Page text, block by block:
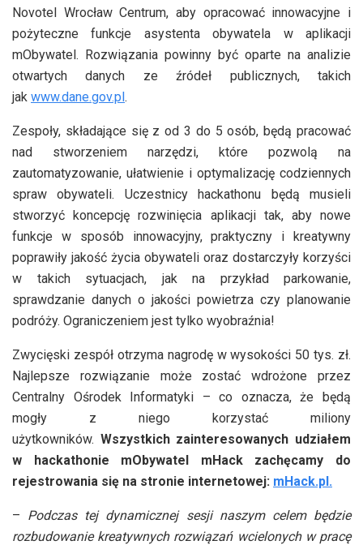
Novotel Wrocław Centrum, aby opracować innowacyjne i
pożyteczne funkcje asystenta obywatela w aplikacji
mObywatel. Rozwiązania powinny być oparte na analizie
otwartych danych ze źródeł publicznych, takich
jak www.dane.gov.pl.
Zespoły, składające się z od 3 do 5 osób, będą pracować
nad stworzeniem narzędzi, które pozwolą na
zautomatyzowanie, ułatwienie i optymalizację codziennych
spraw obywateli. Uczestnicy hackathonu będą musieli
stworzyć koncepcję rozwinięcia aplikacji tak, aby nowe
funkcje w sposób innowacyjny, praktyczny i kreatywny
poprawiły jakość życia obywateli oraz dostarczyły korzyści
w takich sytuacjach, jak na przykład parkowanie,
sprawdzanie danych o jakości powietrza czy planowanie
podróży. Ograniczeniem jest tylko wyobraźnia!
Zwycięski zespół otrzyma nagrodę w wysokości 50 tys. zł.
Najlepsze rozwiązanie może zostać wdrożone przez
Centralny Ośrodek Informatyki – co oznacza, że będą
mogły z niego korzystać miliony
użytkowników. Wszystkich zainteresowanych udziałem
w hackathonie mObywatel mHack zachęcamy do
rejestrowania się na stronie internetowej: mHack.pl.
– Podczas tej dynamicznej sesji naszym celem będzie
rozbudowanie kreatywnych rozwiązań wcielonych w pracę